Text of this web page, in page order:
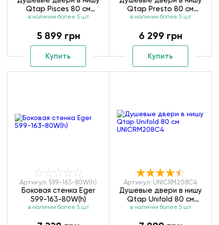
Qtap Pisces 80 см
PISWHI2089CP5
в наличии более 5 шт
5 899 грн
Купить
Qtap Presto 80 см
PRECRM208P5
в наличии более 5 шт
6 299 грн
Купить
Артикул: 599-163-80W(h)
Боковая стенка Eger
599-163-80W(h)
в наличии более 5 шт
Артикул: UNICRM208C4
Душевые двери в нишу
Qtap Unifold 80 см
UNICRM208C4
в наличии более 5 шт